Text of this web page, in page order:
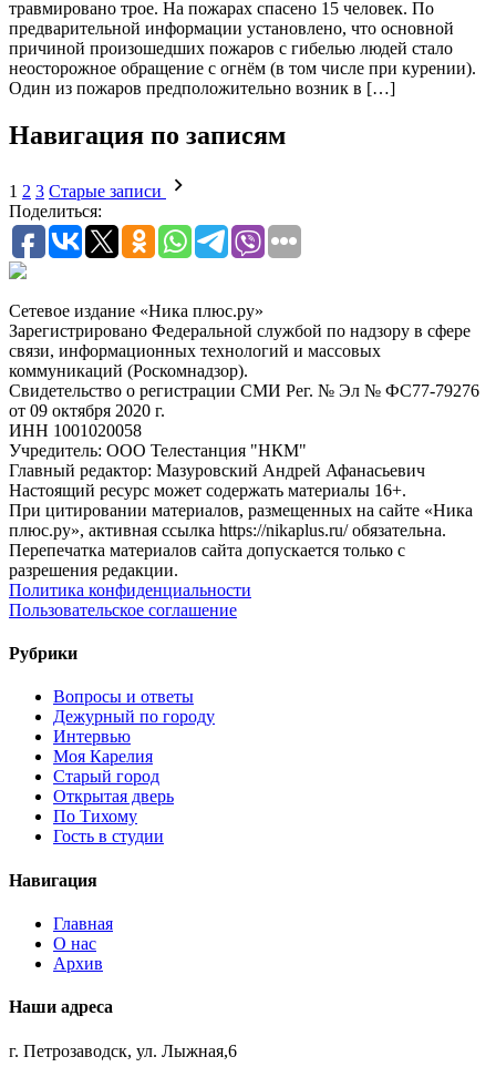
травмировано трое. На пожарах спасено 15 человек. По
предварительной информации установлено, что основной
причиной произошедших пожаров с гибелью людей стало
неосторожное обращение с огнём (в том числе при курении).
Один из пожаров предположительно возник в […]
Навигация по записям
1 2 3 Старые записи
Поделиться:
Сетевое издание «Ника плюс.ру»
Зарегистрировано Федеральной службой по надзору в сфере
связи, информационных технологий и массовых
коммуникаций (Роскомнадзор).
Свидетельство о регистрации СМИ Рег. № Эл № ФС77-79276
от 09 октября 2020 г.
ИНН 1001020058
Учредитель: ООО Телестанция "НКМ"
Главный редактор: Мазуровский Андрей Афанасьевич
Настоящий ресурс может содержать материалы 16+.
При цитировании материалов, размещенных на сайте «Ника
плюс.ру», активная ссылка https://nikaplus.ru/ обязательна.
Перепечатка материалов сайта допускается только с
разрешения редакции.
Политика конфиденциальности
Пользовательское соглашение
Рубрики
Вопросы и ответы
Дежурный по городу
Интервью
Моя Карелия
Старый город
Открытая дверь
По Тихому
Гость в студии
Навигация
Главная
О нас
Архив
Наши адреса
г. Петрозаводск, ул. Лыжная,6